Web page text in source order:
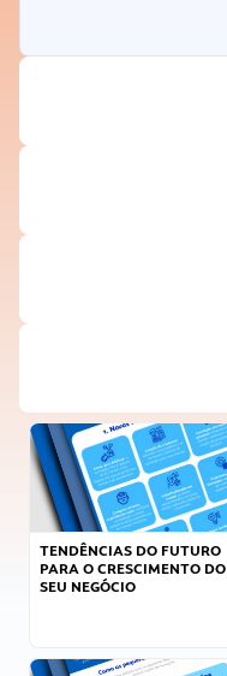
TENDÊNCIAS DO FUTURO
PARA O CRESCIMENTO DO
SEU NEGÓCIO